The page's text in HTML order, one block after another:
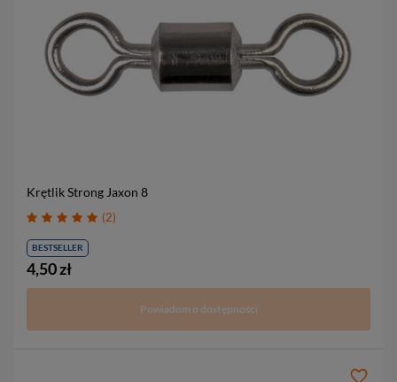
Krętlik Strong Jaxon 8
2
BESTSELLER
4,50 zł
Powiadom o dostępności